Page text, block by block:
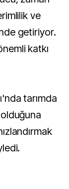
ve
getiriyor.
katkı
tarımda